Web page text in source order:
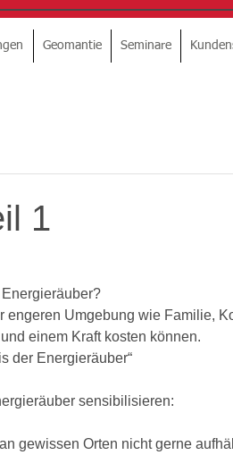
Geomantie Seminare
1
engeren Umgebung wie Familie,
einem Kraft kosten können.
der Energieräuber“
sensibilisieren:
gewissen Orten nicht gerne